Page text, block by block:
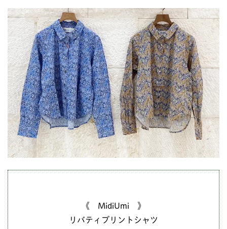
《 MidiUmi 》
リバティプリントシャツ